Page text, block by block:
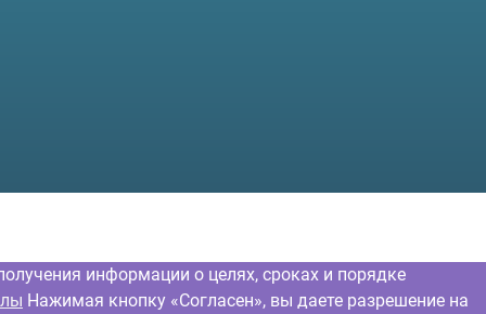
информации о целях, сроках и порядке
Нажимая кнопку «Согласен», вы даете разрешение на